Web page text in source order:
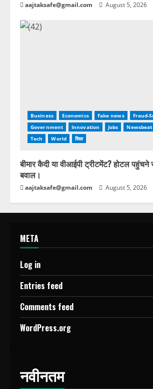
aajtaksafe@gmail.com August 5, 2026
Business Economics Fake news
Fraud-
Government
Innovation Jobs Newsbeat
Tech
World शिक्षा
बीमार कैदी या वीआईपी ट्रीटमेंट? होटल पहुंचने
बवाल।
aajtaksafe@gmail.com August 5, 2026
META
Log in
Entries feed
Comments feed
WordPress.org
नवीनतम